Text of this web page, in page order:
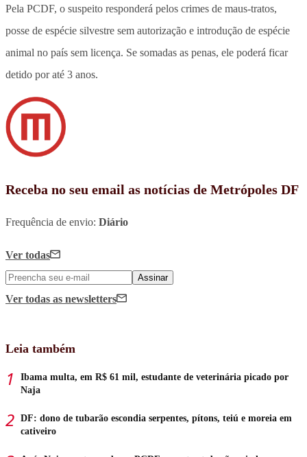
Pela PCDF, o suspeito responderá pelos crimes de maus-tratos,
posse de espécie silvestre sem autorização e introdução de espécie
animal no país sem licença. Se somadas as penas, ele poderá ficar
detido por até 3 anos.
Receba no seu email as notícias de Metrópoles DF
Frequência de envio: Diário
Ver todas
Assinar
Ver todas as newsletters
Leia também
Ibama multa, em R$ 61 mil, estudante de veterinária picado por
Naja
DF: dono de tubarão escondia serpentes, pítons, teiú e moreia em
cativeiro